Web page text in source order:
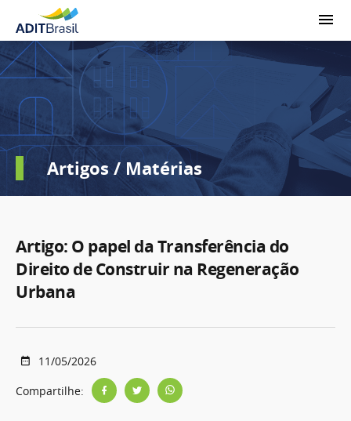
Artigos / Matérias
Artigo: O papel da Transferência do
Direito de Construir na Regeneração
Urbana
11/05/2026
Compartilhe: